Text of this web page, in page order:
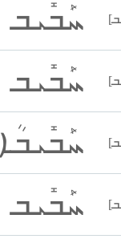
ܚܰܒܺܝܒ
ܚܰܒܺܝܒ
ܚܰܒܺܝܒܳܐ
ܚܰܒܺܝܒ